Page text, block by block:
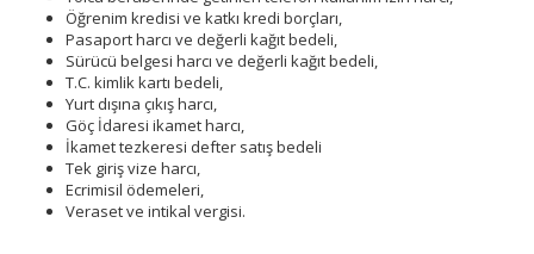
Öğrenim kredisi ve katkı kredi borçları,
Pasaport harcı ve değerli kağıt bedeli,
Sürücü belgesi harcı ve değerli kağıt bedeli,
T.C. kimlik kartı bedeli,
Yurt dışına çıkış harcı,
Göç İdaresi ikamet harcı,
İkamet tezkeresi defter satış bedeli
Tek giriş vize harcı,
Ecrimisil ödemeleri,
Veraset ve intikal vergisi.